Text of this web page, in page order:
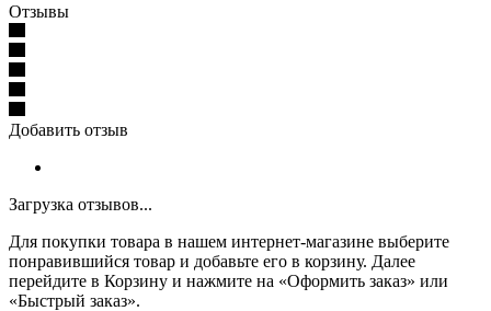
Отзывы
Добавить отзыв
Загрузка отзывов...
Для покупки товара в нашем интернет-магазине выберите
понравившийся товар и добавьте его в корзину. Далее
перейдите в Корзину и нажмите на «Оформить заказ» или
«Быстрый заказ».